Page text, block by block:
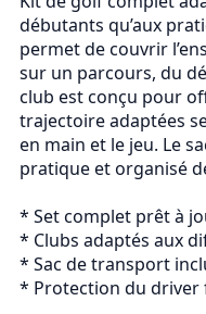
débutants qu’aux
permet de couvrir
sur un parcours, du
club est conçu pour
trajectoire adaptées
en main et le jeu. Le
pratique et organisé
* Set complet prêt à
* Clubs adaptés aux
* Sac de transport
* Protection du driver